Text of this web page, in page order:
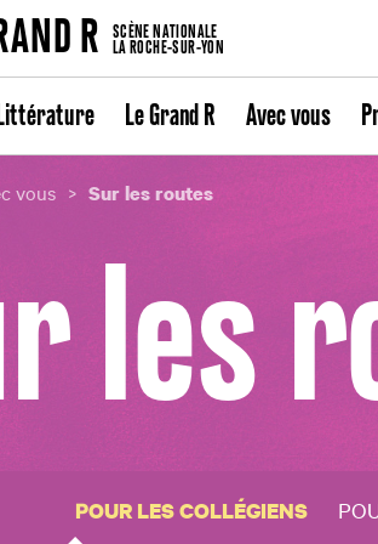
R
SCÈNE NATIONALE
LA ROCHE-SUR-YON
Littérature Le Grand R Avec vous
vous Sur les routes
les
POUR LES COLLÉGIENS